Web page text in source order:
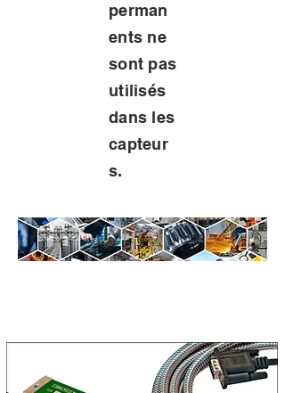
perman
ents ne
sont pas
utilisés
dans les
capteur
s.